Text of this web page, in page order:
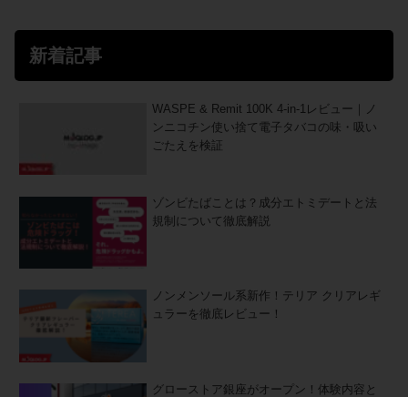
新着記事
WASPE & Remit 100K 4-in-1レビュー｜ノ
ンニコチン使い捨て電子タバコの味・吸い
ごたえを検証
ゾンビたばことは？成分エトミデートと法
規制について徹底解説
ノンメンソール系新作！テリア クリアレギ
ュラーを徹底レビュー！
グローストア銀座がオープン！体験内容と